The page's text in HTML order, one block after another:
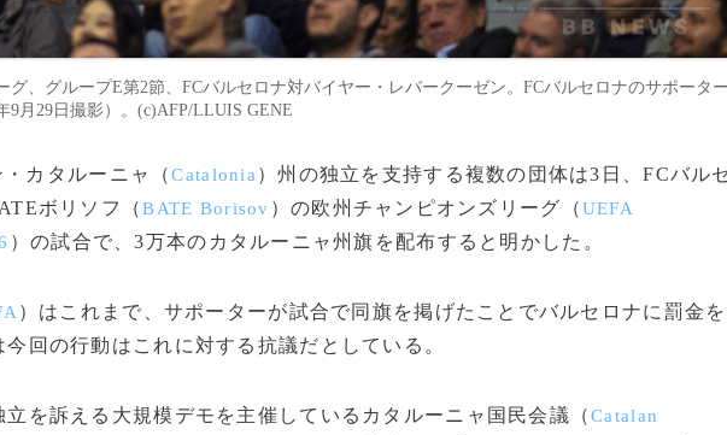
グ、グループE第2節、FCバルセロナ対バイヤー・レバークーゼン。FCバルセロナのサポータ
9月29日撮影）。(c)AFP/LLUIS GENE
・カタルーニャ（Catalonia ）州の独立を支持する複数の団体は3日、FCバル
ボリソフ（BATE Borisov ）の欧州チャンピオンズリーグ（UEFA
）の試合で、3万本のカタルーニャ州旗を配布すると明かした。
）はこれまで、サポーターが試合で同旗を掲げたことでバルセロナに罰金を
回の行動はこれに対する抗議だとしている。
を訴える大規模デモを主催しているカタルーニャ国民会議（Catalan